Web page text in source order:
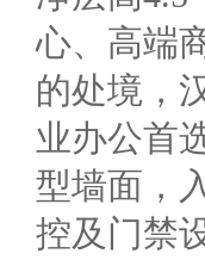
心、高端
的处境，
业办公首
型墙面，
控及门禁